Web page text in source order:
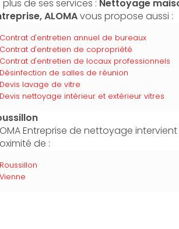
plus de ses services : Nettoyage
ALOMAvous propose aussi :
Contrat d'entretien annuel de bureaux
Contrat d'entretien de copropriété
Contrat d'entretien de locaux professionnels
Désinfection de salles de réunion
Devis lavage de vitre
Devis nettoyage intérieur et extérieur vitres
Entreprise de nettoyage
de :
Roussillon
Vienne